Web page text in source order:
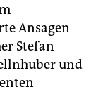
Ansagen
Stefan
und